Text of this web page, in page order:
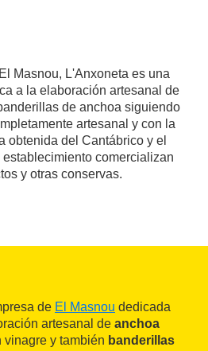
Masnou, L'Anxoneta es una
a la elaboración artesanal de
de anchoa siguiendo
artesanal y con la
obtenida del Cantábrico y el
establecimiento comercializan
y otras conservas.
de El Masnou dedicada
artesanal de anchoa
vinagre y también banderillas